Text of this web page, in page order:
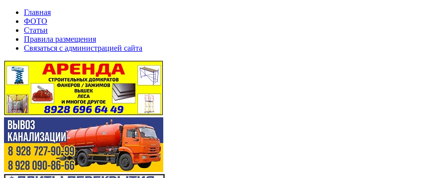
Главная
ФОТО
Статьи
Правила размещения
Связаться с администрацией сайта